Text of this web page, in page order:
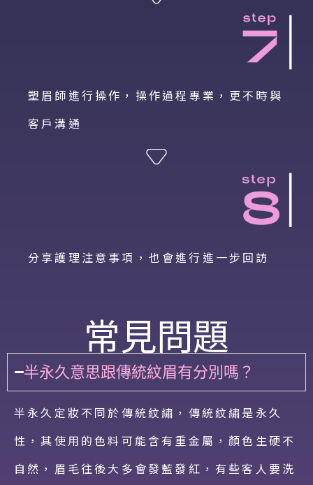
塑眉師進行操作，操作過程專業，更不時與
客戶溝通
分享護理注意事項，也會進行進一步回訪
常見問題
半永久意思跟傳統紋眉有分別嗎？
半永久定妝不同於傳統紋繡，傳統紋繡是永久
性，其使用的色料可能含有重金屬，顏色生硬不
自然，眉毛往後大多會發藍發紅，有些客人要洗